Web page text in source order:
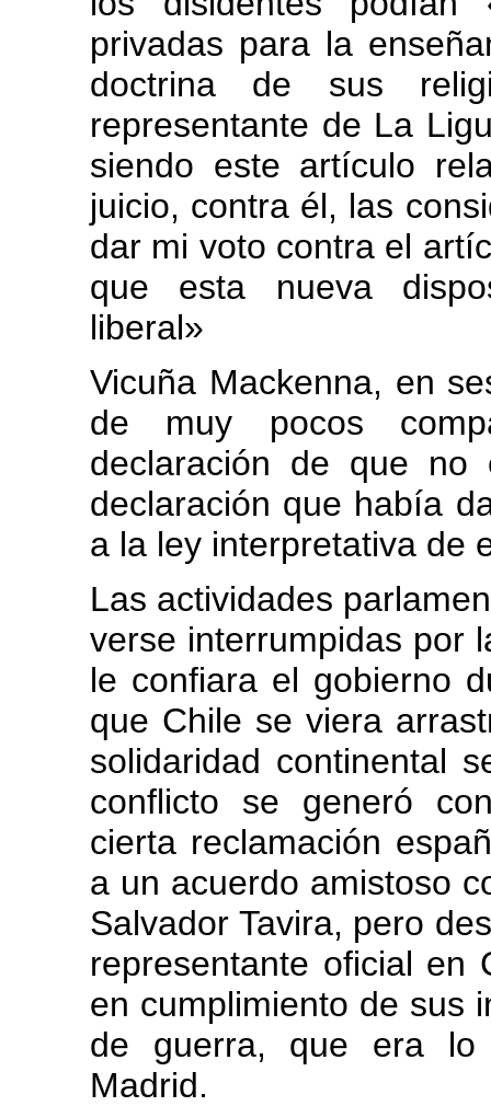
privadas para la
doctrina de sus
representante de La
siendo este artículo
juicio, contra él, las
dar mi voto contra el
que esta nueva
liberal»
Vicuña Mackenna, en
de muy pocos
declaración de que no
declaración que había
a la ley interpretativa de
Las actividades
verse interrumpidas por
le confiara el gobierno
que Chile se viera
solidaridad continental
conflicto se generó
cierta reclamación
a un acuerdo amistoso
Salvador Tavira, pero
representante oficial en
en cumplimiento de sus
de guerra, que era lo
Madrid.